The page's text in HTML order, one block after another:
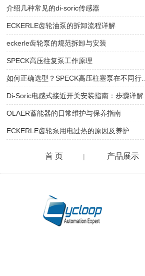
介绍几种常见的di-soric传感器
ECKERLE齿轮油泵的拆卸流程详解
eckerle齿轮泵的规范拆卸与安装
SPECK高压往复泵工作原理
如何正确选型？SPECK高压柱塞泵在不同行业的应用方案详解
Di-Soric电感式接近开关安装指南：步骤详解
OLAER蓄能器的日常维护与保养指南
ECKERLE齿轮泵用电过热的原因及养护
首 页 | 产品展示